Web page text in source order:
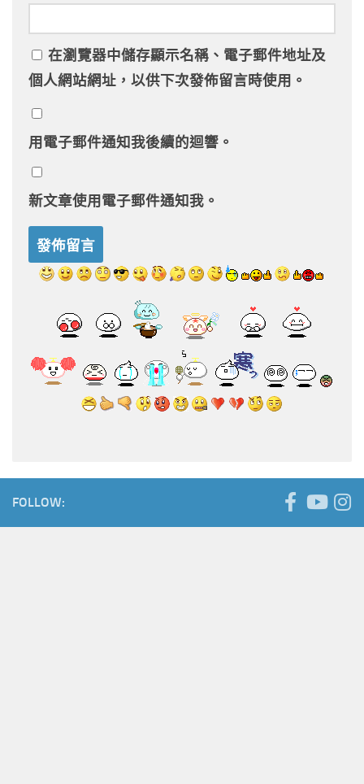
在瀏覽器中儲存顯示名稱、電子郵件地址及
個人網站網址，以供下次發佈留言時使用。
用電子郵件通知我後續的迴響。
新文章使用電子郵件通知我。
FOLLOW: